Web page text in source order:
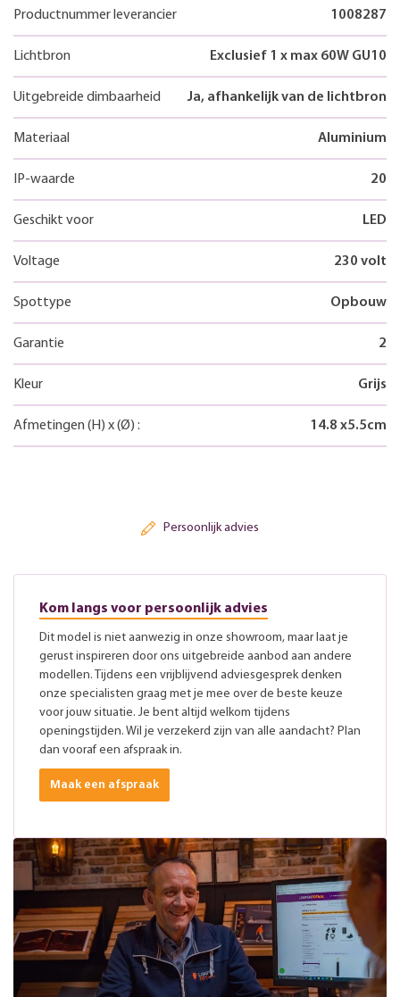
Productnummer leverancier 1008287
Lichtbron Exclusief 1 x max 60W GU10
Uitgebreide dimbaarheid Ja, afhankelijk van de lichtbron
Materiaal Aluminium
IP-waarde 20
Geschikt voor LED
Voltage 230 volt
Spottype Opbouw
Garantie 2
Kleur Grijs
Afmetingen (H) x(Ø) : 14.8 x5.5cm
Persoonlijk advies
Kom langs voor persoonlijk advies
Dit model is niet aanwezig in onze showroom, maar laat je
gerust inspireren door ons uitgebreide aanbod aan andere
modellen. Tijdens een vrijblijvend adviesgesprek denken
onze specialisten graag met je mee over de beste keuze
voor jouw situatie. Je bent altijd welkom tijdens
openingstijden. Wil je verzekerd zijn van alle aandacht? Plan
dan vooraf een afspraak in.
Maak een afspraak